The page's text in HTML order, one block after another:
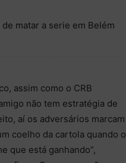
matar a serie em Belém
assim como o CRB
não tem estratégia de
aí os adversários marcam
coelho da cartola quando o
que está ganhando”,